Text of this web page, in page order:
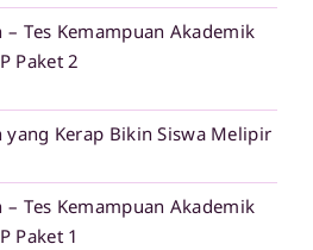
– Tes Kemampuan Akademik
Paket 2
yang Kerap Bikin Siswa Melipir
– Tes Kemampuan Akademik
Paket 1